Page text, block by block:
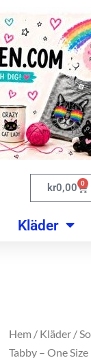
kr0,00 0
Kläder
Hem / Kläder /
Tabby – One Size